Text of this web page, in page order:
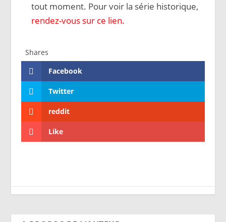
tout moment. Pour voir la série historique,
rendez-vous sur ce lien.
Shares
Facebook
Twitter
reddit
Like